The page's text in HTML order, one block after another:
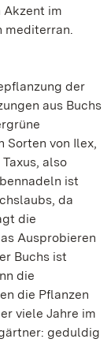
Akzent im
mediterran.
der
aus Buchs
Sorten von Ilex,
also
ist
da
die
Ausprobieren
Buchs ist
die
die Pflanzen
viele Jahre im
geduldig